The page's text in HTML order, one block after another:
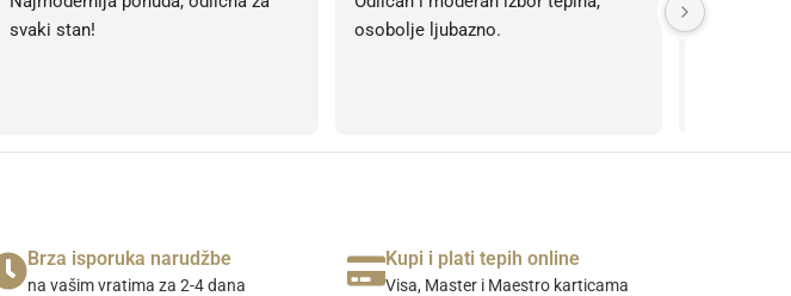
svaki stan!
osobolje ljubazno.
vrhunski i
Brza isporuka narudžbe
na vašim vratima za 2-4 dana
Kupi i plati tepih online
Visa, Master i Maestro karticama